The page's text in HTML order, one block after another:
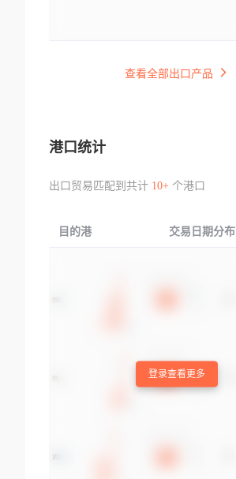
查看全部出口产品
港口统计
出口贸易匹配到共计 10+个港口
目的港 交易日期分布
登录查看更多